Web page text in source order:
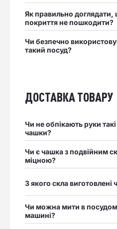
Як правильно доглядати,
покриття не пошкодити?
Чи безпечно
такий посуд?
ДОСТАВКА ТОВАРУ
Чи не обпікають руки такі
чашки?
Чи є чашка з подвійним
міцною?
З якого скла виготовлені
Чи можна мити в
машині?